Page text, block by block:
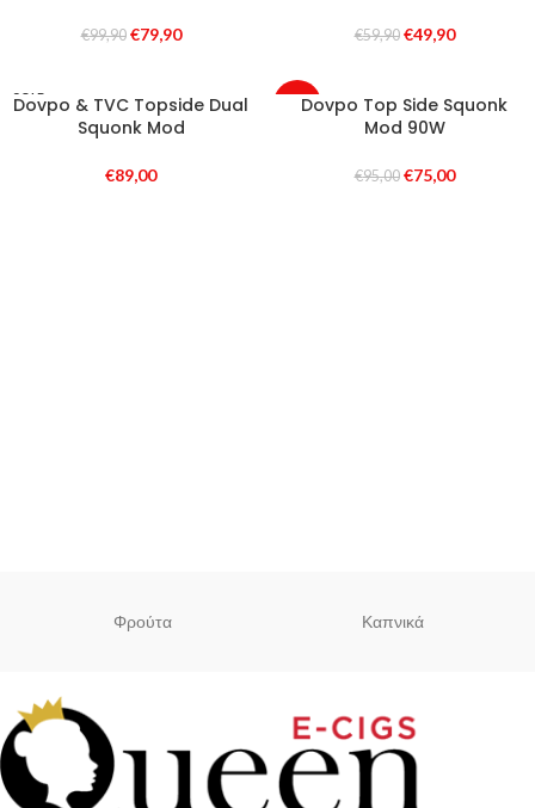
€99,90 €79,90 €59,90 €49,90
SOLD
OUT
Dovpo & TVC Topside Dual
Squonk Mod
€89,00
-21%Dovpo Top Side Squonk
Mod 90W
€95,00 €75,00
Φρούτα Καπνικά